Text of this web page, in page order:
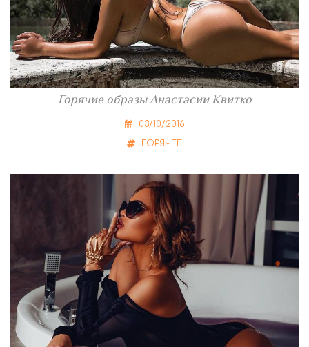
Горячие образы Анастасии Квитко
03/10/2016
ГОРЯЧЕЕ